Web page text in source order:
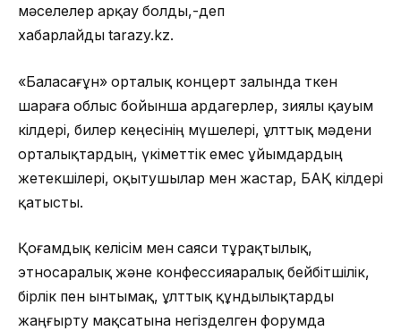
мәселелер арқау болды,-деп
хабарлайды tarazy.kz.
«Баласағұн» орталық концерт залында өткен
шараға облыс бойынша ардагерлер, зиялы қауым
өкілдері, билер кеңесінің мүшелері, ұлттық мәдени
орталықтардың, үкіметтік емес ұйымдардың
жетекшілері, оқытушылар мен жастар, БАҚ өкілдері
қатысты.
Қоғамдық келісім мен саяси тұрақтылық,
этносаралық және конфессияаралық бейбітшілік,
бірлік пен ынтымақ, ұлттық құндылықтарды
жаңғырту мақсатына негізделген форумда